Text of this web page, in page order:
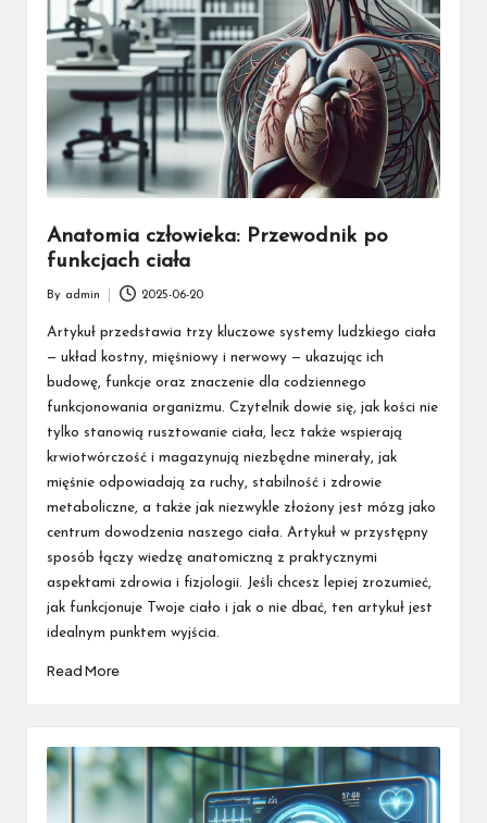
Anatomia człowieka: Przewodnik po
funkcjach ciała
Posted
by
By admin 2025-06-20
Artykuł przedstawia trzy kluczowe systemy ludzkiego ciała
— układ kostny, mięśniowy i nerwowy — ukazując ich
budowę, funkcje oraz znaczenie dla codziennego
funkcjonowania organizmu. Czytelnik dowie się, jak kości nie
tylko stanowią rusztowanie ciała, lecz także wspierają
krwiotwórczość i magazynują niezbędne minerały, jak
mięśnie odpowiadają za ruchy, stabilność i zdrowie
metaboliczne, a także jak niezwykle złożony jest mózg jako
centrum dowodzenia naszego ciała. Artykuł w przystępny
sposób łączy wiedzę anatomiczną z praktycznymi
aspektami zdrowia i fizjologii. Jeśli chcesz lepiej zrozumieć,
jak funkcjonuje Twoje ciało i jak o nie dbać, ten artykuł jest
idealnym punktem wyjścia.
Read More